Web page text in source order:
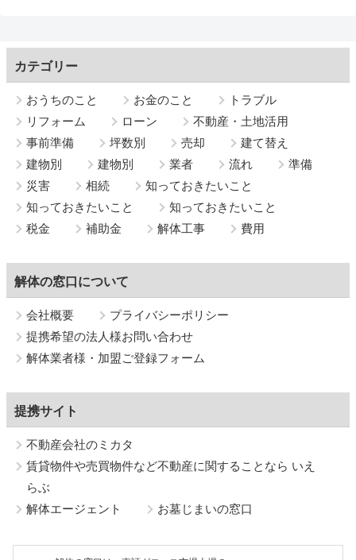
カテゴリー
おうちのこと お金のこと
トラブル
リフォーム
ローン
不動産・土地活用
事前準備
坪数別 売却
建て替え
建物別
建物別 業者 流れ
準備
災害
相続
知っておきたいこと
知っておきたいこと
知っておきたいこと
税金
補助金 解体工事 費用
解体の窓口について
会社概要
プライバシーポリシー
提携希望の法人様お問い合わせ
解体業者様・加盟ご登録フォーム
提携サイト
不動産会社のミカタ
賃貸物件や売買物件など不動産に関することなら いえ
らぶ
解体エージェント
お墓じまいの窓口